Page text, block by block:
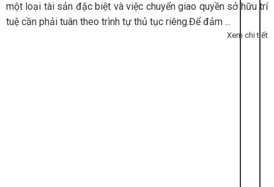
một loại tài sản đặc biệt và việc chuyển giao quyền sở hữu trí
tuệ cần phải tuân theo trình tự thủ tục riêng.Để đảm ...
Xem chi tiết